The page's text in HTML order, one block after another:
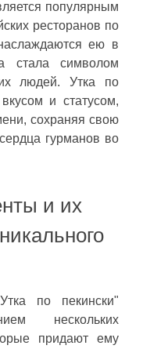
популярным
ресторанов по
ею в
стала символом
людей. Утка по
и статусом,
сохраняя свою
гурманов во
и их
по пекински"
нескольких
придают ему